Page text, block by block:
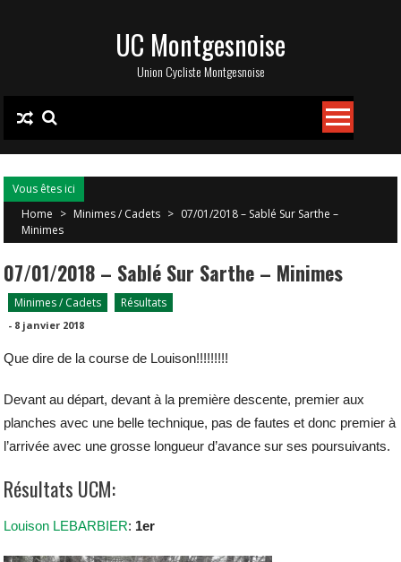
UC Montgesnoise
Union Cycliste Montgesnoise
Vous êtes ici
Home > Minimes / Cadets > 07/01/2018 – Sablé Sur Sarthe –
Minimes
07/01/2018 – Sablé Sur Sarthe – Minimes
Minimes / Cadets Résultats
- 8 janvier 2018
Que dire de la course de Louison!!!!!!!!!
Devant au départ, devant à la première descente, premier aux
planches avec une belle technique, pas de fautes et donc premier à
l’arrivée avec une grosse longueur d’avance sur ses poursuivants.
Résultats UCM:
Louison LEBARBIER: 1er